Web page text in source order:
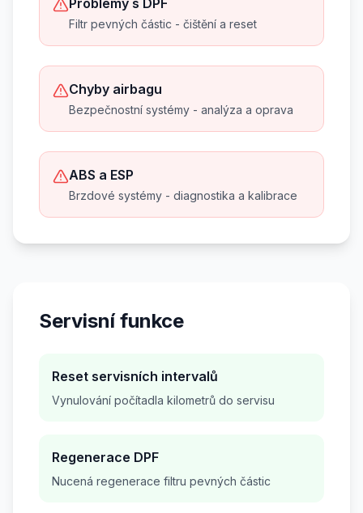
Problémy s DPF
Filtr pevných částic - čištění a reset
Chyby airbagu
Bezpečnostní systémy - analýza a oprava
ABS a ESP
Brzdové systémy - diagnostika a kalibrace
Servisní funkce
Reset servisních intervalů
Vynulování počítadla kilometrů do servisu
Regenerace DPF
Nucená regenerace filtru pevných částic